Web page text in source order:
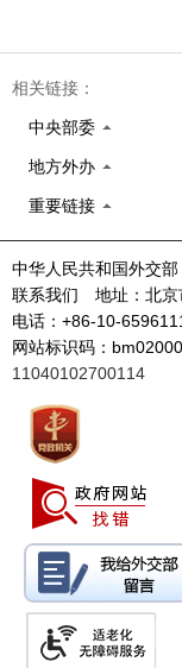
相关链接：
中央部委
地方外办
重要链接
中华人民共和国外交
联系我们 地址：北
电话：+86-10-
网站标识码：
11040102700114